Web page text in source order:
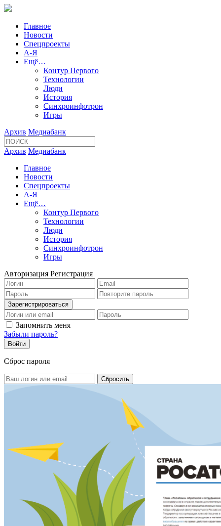
Главное
Новости
Спецпроекты
А-Я
Ещё…
Контур Первого
Технологии
Люди
История
Синхроинфотрон
Игры
Архив Медиабанк
Архив Медиабанк
Главное
Новости
Спецпроекты
А-Я
Ещё…
Контур Первого
Технологии
Люди
История
Синхроинфотрон
Игры
Авторизация Регистрация
Запомнить меня
Забыли пароль?
Сброс пароля